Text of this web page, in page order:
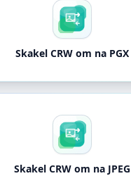
Skakel CRW om na PGX
Skakel CRW om na JPEG